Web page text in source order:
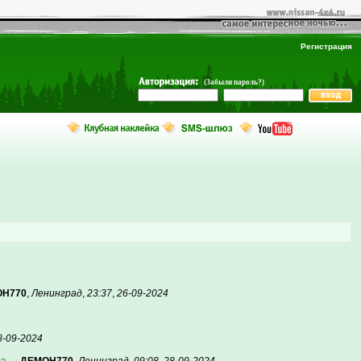
Регистрация
(Забыли пароль?)
,Ленинград, 23:37, 26-09-2024
09-2024